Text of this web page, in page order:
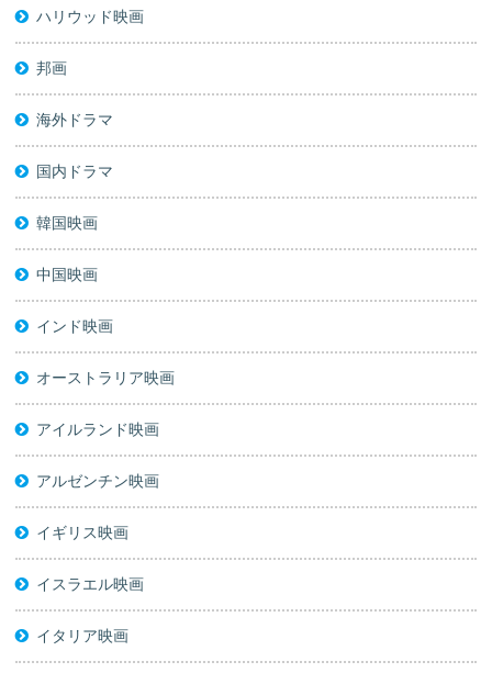
ハリウッド映画
邦画
海外ドラマ
国内ドラマ
韓国映画
中国映画
インド映画
オーストラリア映画
アイルランド映画
アルゼンチン映画
イギリス映画
イスラエル映画
イタリア映画